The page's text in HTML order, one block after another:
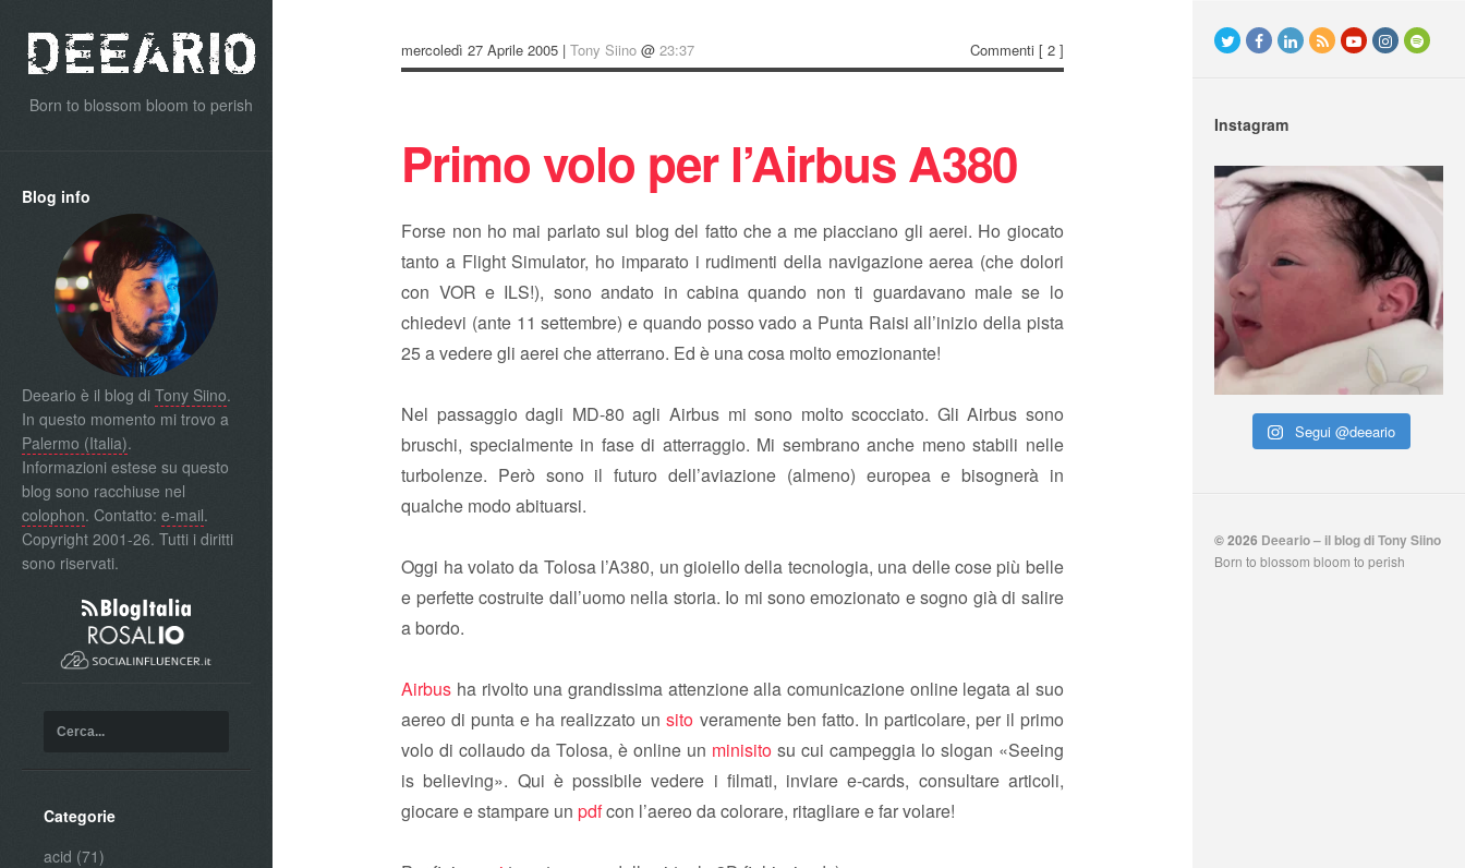
Born to blossom bloom to perish
Blog info
Deeario è il blog di Tony Siino.
In questo momento mi trovo a
Palermo (Italia).
Informazioni estese su questo
blog sono racchiuse nel
colophon. Contatto: e-mail.
Copyright 2001-26. Tutti i diritti
sono riservati.
Categorie
acid (71)
mercoledì 27 Aprile 2005 |Tony Siino @23:37 Commenti [ 2 ]
Primo volo per l’Airbus A380
Forse non ho mai parlato sul blog del fatto che a me piacciano gli aerei. Ho giocato
tanto a Flight Simulator, ho imparato i rudimenti della navigazione aerea (che dolori
con VOR e ILS!), sono andato in cabina quando non ti guardavano male se lo
chiedevi (ante 11 settembre) e quando posso vado a Punta Raisi all’inizio della pista
25 a vedere gli aerei che atterrano. Ed è una cosa molto emozionante!
Nel passaggio dagli MD-80 agli Airbus mi sono molto scocciato. Gli Airbus sono
bruschi, specialmente in fase di atterraggio. Mi sembrano anche meno stabili nelle
turbolenze. Però sono il futuro dell’aviazione (almeno) europea e bisognerà in
qualche modo abituarsi.
Oggi ha volato da Tolosa l’A380, un gioiello della tecnologia, una delle cose più belle
e perfette costruite dall’uomo nella storia. Io mi sono emozionato e sogno già di salire
a bordo.
Airbus ha rivolto una grandissima attenzione alla comunicazione online legata al suo
aereo di punta e ha realizzato unsito veramente ben fatto. In particolare, per il primo
volo di collaudo da Tolosa, è online un minisitosu cui campeggia lo slogan «Seeing
is believing». Qui è possibile vedere i filmati, inviare e-cards, consultare articoli,
giocare e stampare unpdfcon l’aereo da colorare, ritagliare e far volare!
Instagram
Segui @deeario
© 2026 Deeario – il blog di Tony Siino
Born to blossom bloom to perish